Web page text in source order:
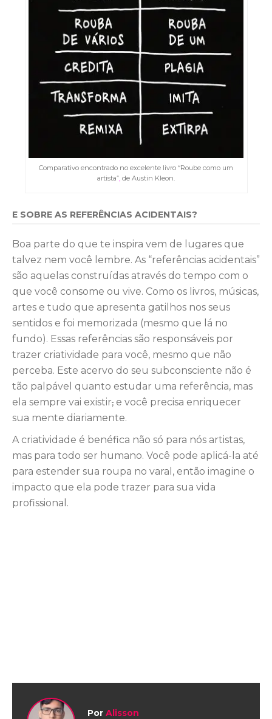
Comparativo encontrado no excelente livro “Roube como um
artista”, de Austin Kleon.
E SOBRE AS REFERÊNCIAS ACIDENTAIS?
Boa parte do que te inspira vem de lugares que
talvez nem você lembre. As “referências acidentais”
são aquelas construídas através do tempo com o
que você consome ou vive. Como os livros, músicas,
artes e tudo que apresenta gatilhos nos seus
sentidos e foi memorizada (mesmo que lá no
fundo). Essas referências são responsáveis por
trazer criatividade para você, mesmo que não
perceba. Este acervo do seu subconsciente não é
tão palpável quanto estudar uma referência, mas
ela sempre vai existir, e você precisa enriquecer
sua mente diariamente.
A criatividade é benéfica não só para nós artistas,
mas para todo ser humano. Você pode aplicá-la até
para estender sua roupa no varal, então imagine o
impacto que ela pode trazer para sua vida
profissional.
Por Alisson